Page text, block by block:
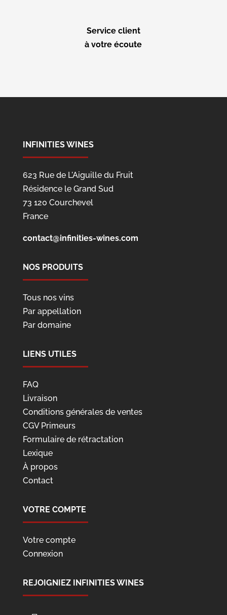
Service client
à votre écoute
INFINITIES WINES
623 Rue de L'Aiguille du Fruit
Résidence le Grand Sud
73 120 Courchevel
France
contact@infinities-wines.com
NOS PRODUITS
Tous nos vins
Par appellation
Par domaine
LIENS UTILES
FAQ
Livraison
Conditions générales de ventes
CGV Primeurs
Formulaire de rétractation
Lexique
À propos
Contact
VOTRE COMPTE
Votre compte
Connexion
REJOIGNIEZ INFINITIES WINES